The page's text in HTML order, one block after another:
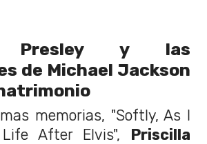
Presley y las
de Michael Jackson
memorias, "Softly, As I
After Elvis", Priscilla